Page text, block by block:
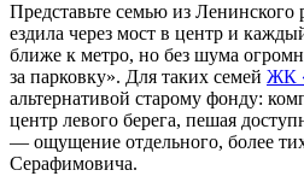
Представьте семью из Ленинского
ездила через мост в центр и
ближе к метро, но без шума
за парковку». Для таких семей ЖК
альтернативой старому фонду:
центр левого берега, пешая
— ощущение отдельного, более
Серафимовича.